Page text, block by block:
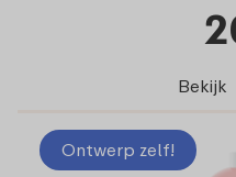
Bekijk
Ontwerp zelf!